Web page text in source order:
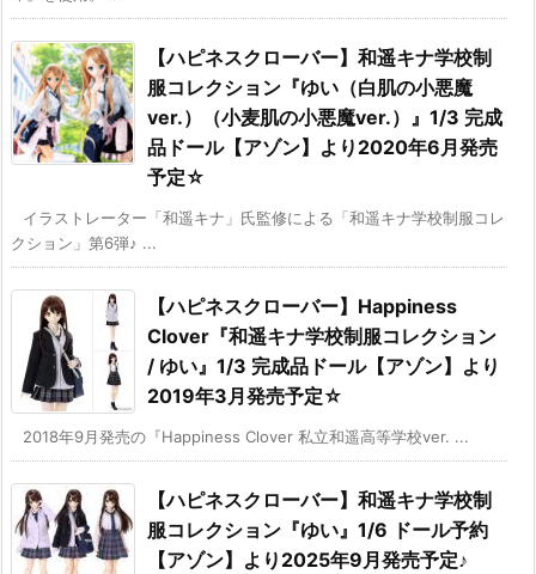
【ハピネスクローバー】和遥キナ学校制
服コレクション『ゆい（白肌の小悪魔
ver.）（小麦肌の小悪魔ver.）』1/3 完成
品ドール【アゾン】より2020年6月発売
予定☆
イラストレーター「和遥キナ」氏監修による「和遥キナ学校制服コレ
クション」第6弾♪ ...
【ハピネスクローバー】Happiness
Clover『和遥キナ学校制服コレクション
/ ゆい』1/3 完成品ドール【アゾン】より
2019年3月発売予定☆
2018年9月発売の『Happiness Clover 私立和遥高等学校ver. ...
【ハピネスクローバー】和遥キナ学校制
服コレクション『ゆい』1/6 ドール予約
【アゾン】より2025年9月発売予定♪